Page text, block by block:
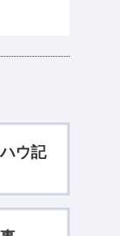
ウ記